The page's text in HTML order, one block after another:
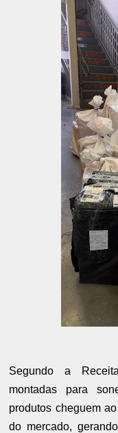
Segundo a
montadas para
produtos cheguem
do mercado,